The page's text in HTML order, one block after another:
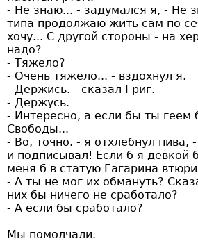
- Не знаю... - задумался я, - Не
типа продолжаю жить сам по
хочу... С другой стороны - на
надо?
- Тяжело?
- Очень тяжело... - вздохнул я.
- Держись. - сказал Григ.
- Держусь.
- Интересно, а если бы ты геем
Свободы...
- Во, точно. - я отхлебнул пива,
и подписывал! Если б я девкой
меня б в статую Гагарина
- А ты не мог их обмануть?
них бы ничего не сработало?
- А если бы сработало?
Мы помолчали.